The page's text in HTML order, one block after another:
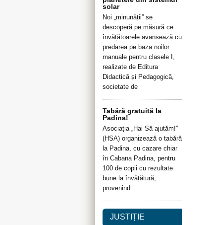
solar
Noi „minunății” se
descoperă pe măsură ce
învățătoarele avansează cu
predarea pe baza noilor
manuale pentru clasele I,
realizate de Editura
Didactică și Pedagogică,
societate de
Tabără gratuită la
Padina!
Asociația „Hai Să ajutăm!”
(HSA) organizează o tabără
la Padina, cu cazare chiar
în Cabana Padina, pentru
100 de copii cu rezultate
bune la învățătură,
provenind
JUSTIȚIE